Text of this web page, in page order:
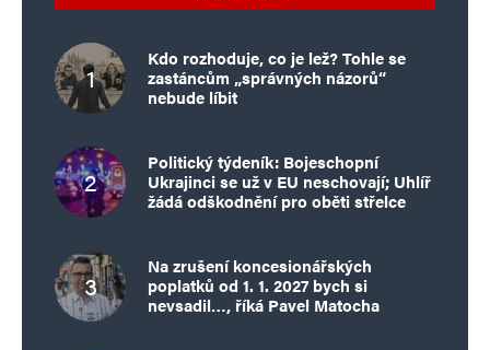
Kdo rozhoduje, co je lež? Tohle se
zastáncům „správných názorů“
nebude líbit
Politický týdeník: Bojeschopní
Ukrajinci se už v EU neschovají; Uhlíř
žádá odškodnění pro oběti střelce
Na zrušení koncesionářských
poplatků od 1. 1. 2027 bych si
nevsadil…, říká Pavel Matocha